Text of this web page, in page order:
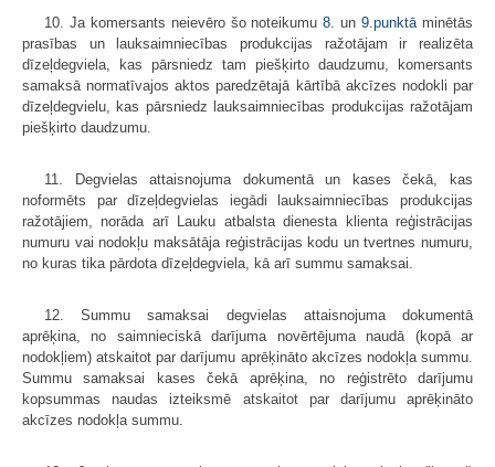
10. Ja komersants neievēro šo noteikumu8.un9.punktā minētās
prasības un lauksaimniecības produkcijas ražotājam ir realizēta
dīzeļdegviela, kas pārsniedz tam piešķirto daudzumu, komersants
samaksā normatīvajos aktos paredzētajā kārtībā akcīzes nodokli par
dīzeļdegvielu, kas pārsniedz lauksaimniecības produkcijas ražotājam
piešķirto daudzumu.
11. Degvielas attaisnojuma dokumentā un kases čekā, kas
noformēts par dīzeļdegvielas iegādi lauksaimniecības produkcijas
ražotājiem, norāda arī Lauku atbalsta dienesta klienta reģistrācijas
numuru vai nodokļu maksātāja reģistrācijas kodu un tvertnes numuru,
no kuras tika pārdota dīzeļdegviela, kā arī summu samaksai.
12. Summu samaksai degvielas attaisnojuma dokumentā
aprēķina, no saimnieciskā darījuma novērtējuma naudā (kopā ar
nodokļiem) atskaitot par darījumu aprēķināto akcīzes nodokļa summu.
Summu samaksai kases čekā aprēķina, no reģistrēto darījumu
kopsummas naudas izteiksmē atskaitot par darījumu aprēķināto
akcīzes nodokļa summu.